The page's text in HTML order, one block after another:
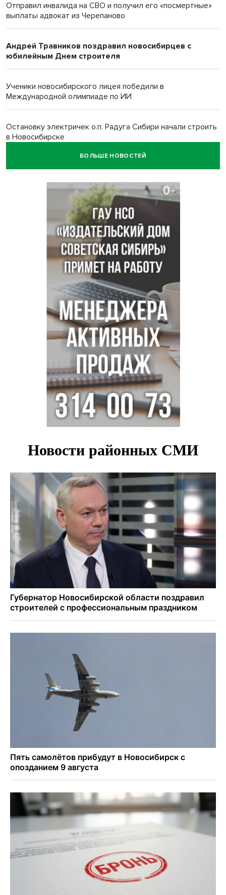
Отправил инвалида на СВО и получил его «посмертные»
выплаты адвокат из Черепаново
Андрей Травников поздравил новосибирцев с
юбилейным Днем строителя
Ученики новосибирского лицея победили в
Международной олимпиаде по ИИ
Остановку электричек о.п. Радуга Сибири начали строить
в Новосибирске
БОЛЬШЕ НОВОСТЕЙ